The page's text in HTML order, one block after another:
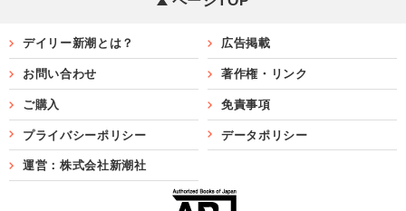
デイリー新潮とは？ 広告掲載
お問い合わせ 著作権・リンク
ご購入 免責事項
プライバシーポリシー データポリシー
運営：株式会社新潮社